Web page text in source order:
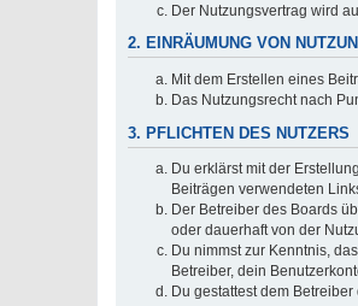
Der Nutzungsvertrag wird
2. EINRÄUMUNG VON
Mit dem Erstellen eines
Das Nutzungsrecht nach
3. PFLICHTEN DES NUTZERS
Du erklärst mit der
Beiträgen verwendeten
Der Betreiber des Boards
oder dauerhaft von der
Du nimmst zur Kenntnis,
Betreiber, dein
Du gestattest dem